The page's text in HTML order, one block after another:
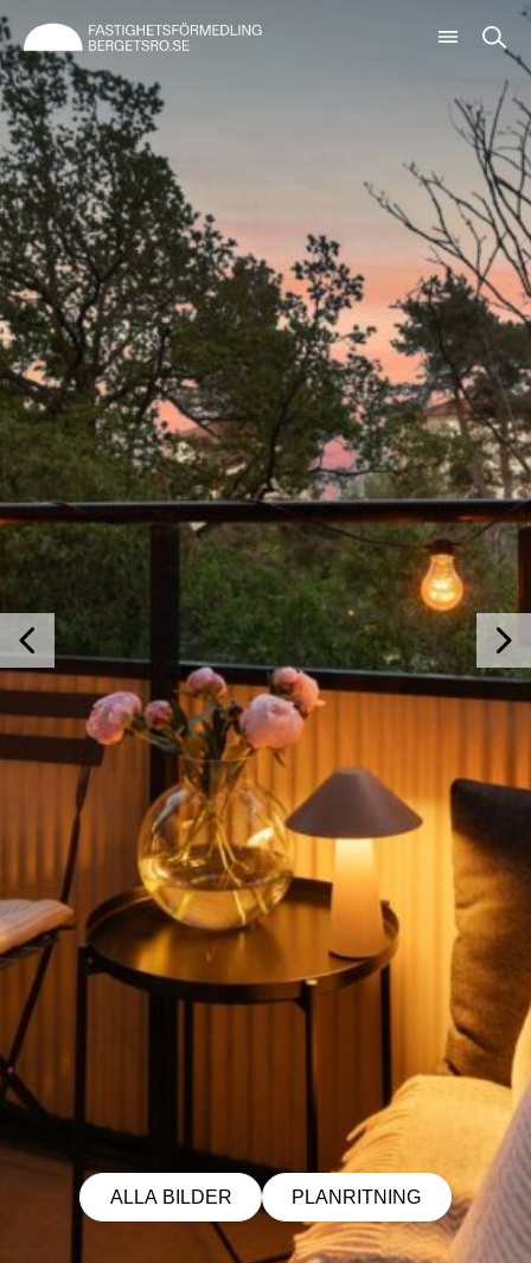
ALLA BILDER PLANRITNING